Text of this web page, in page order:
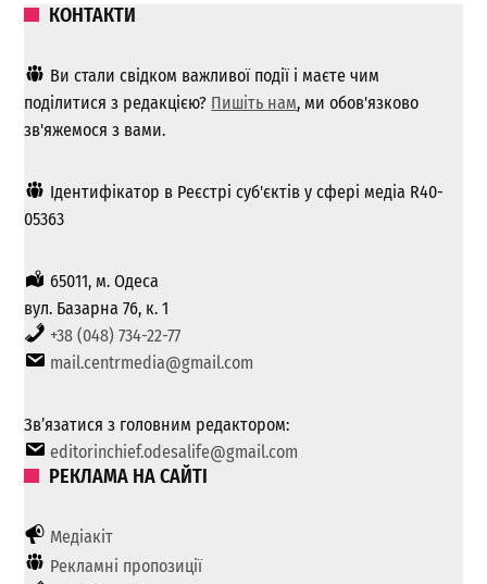
КОНТАКТИ
Ви стали свідком важливої ​​події і маєте чим
поділитися з редакцією? Пишіть нам, ми обов'язково
зв'яжемося з вами.
Ідентифікатор в Реєстрі суб'єктів у сфері медіа R40-
05363
65011, м. Одеса
вул. Базарна 76, к. 1
+38 (048) 734-22-77
mail.centrmedia@gmail.com
Зв’язатися з головним редактором:
editorinchief.odesalife@gmail.com
РЕКЛАМА НА САЙТІ
Медіакіт
Рекламні пропозиції